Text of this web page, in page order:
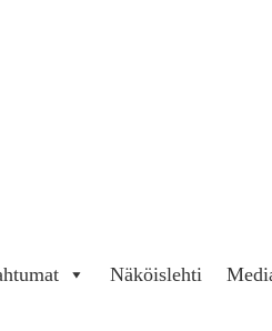
Näköislehti